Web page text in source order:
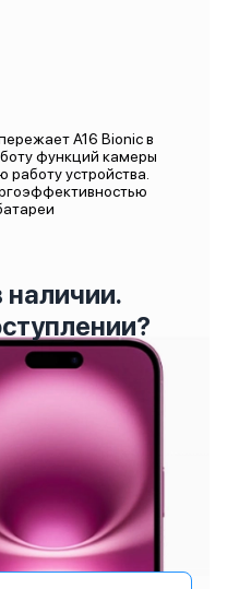
A16 Bionic в
функций камеры
работу устройства.
наличии.